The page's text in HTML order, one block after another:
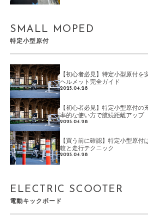
SMALL MOPED
特定小型原付
【初心者必見】特定小型原付を
ヘルメット完全ガイド
2025.04.28
【初心者必見】特定小型原付の
率的な使い方で航続距離アップ
2025.04.28
【買う前に確認】特定小型原付
較と走行テクニック
2025.04.28
ELECTRIC SCOOTER
電動キックボード